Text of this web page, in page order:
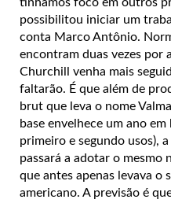
tínhamos foco em outros
possibilitou iniciar um
conta Marco Antônio.
encontram duas vezes por
Churchill venha mais
faltarão. É que além de
brut que leva o nome
base envelhece um ano
primeiro e segundo usos),
passará a adotar o mesmo
que antes apenas levava o
americano. A previsão é